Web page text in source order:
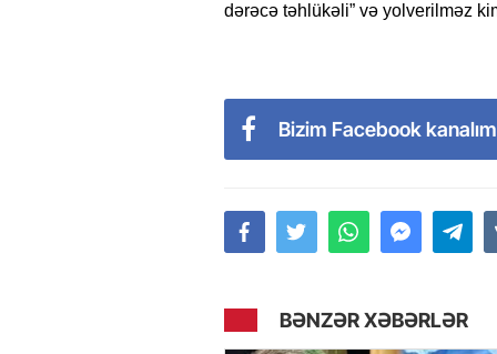
dərəcə təhlükəli” və yolverilməz
Bizim Facebook
BƏNZƏR XƏBƏRLƏR